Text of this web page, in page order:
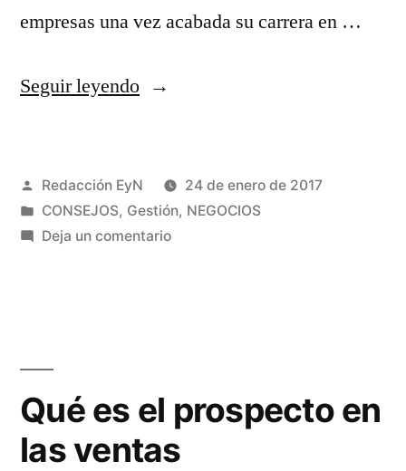
empresas una vez acabada su carrera en …
Seguir leyendo«Decálogo
aplicado
a
Publicado
por
Redacción EyN
24 de enero de 2017
Publicado
en
CONSEJOS, Gestión, NEGOCIOS
Deja un comentarioen
empresa
Qué es el prospecto en
las ventas